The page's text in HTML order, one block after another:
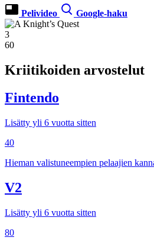
Pelivideo Google-haku
3
60
Kriitikoiden arvostelut
Fintendo
Lisätty yli 6 vuotta sitten
40
Hieman valistuneempien pelaajien
V2
Lisätty yli 6 vuotta sitten
80